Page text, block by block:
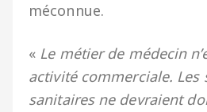
méconnue.
« Le métier de médecin
activité commerciale. Les
sanitaires ne devraient